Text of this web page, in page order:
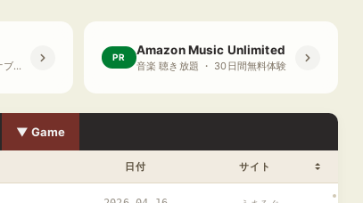
プライム会員限定 オーディオブック ・ 30日間無料体験
PR Amazon Music Unlimited
音楽 聴き放題 ・ 30日間無料体験
▼ Game
日付 サイト